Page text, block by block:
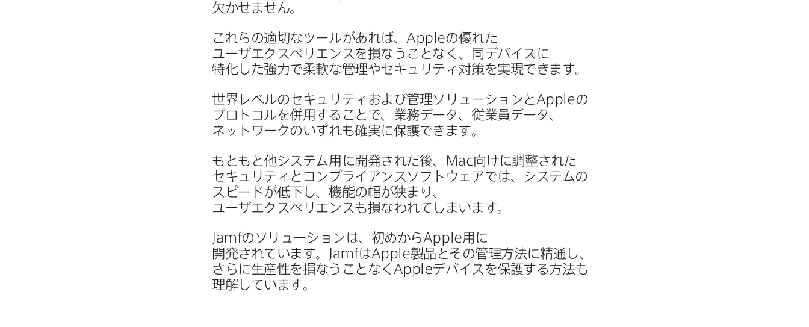
欠かせません。
これらの​適切な​ツールが​あれば、 Appleの​優れた​
ユーザエクスペリエンスを​損なう​ことなく、​同デバイスに​
特化した​強力で​柔軟な​管理や​セキュリティ対策を​実現できます。
世界レベルの​セキュリティおよび​管理ソリューションと Appleの​
プロトコルを​併用する​ことで、​業務データ、​従業員データ、​
ネットワークの​いずれも​確実に​保護できます。
もともと​他システム用に​開発された​後、 Mac向けに​調整された​
セキュリティと​コンプライアンスソフトウェアでは、​システムの​
スピードが​低下し、​機能の​幅が​狭まり、​
ユーザエクスペリエンスも​損なわれてしまいます。
Jamfの​ソリューションは、​初めからApple用に​
開発されています。
JamfはApple製品と​その​管理方​法に​精通し、​
さらに​生産性を​損なう​ことなく Appleデバイスを​保護する​方​法も​
理解しています。